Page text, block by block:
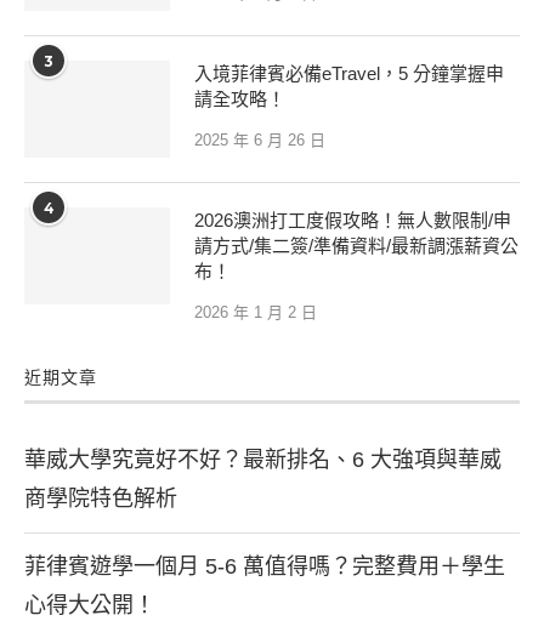
3
入境菲律賓必備eTravel，5 分鐘掌握申
請全攻略！
2025 年 6 月 26 日
4
2026澳洲打工度假攻略！無人數限制/申
請方式/集二簽/準備資料/最新調漲薪資公
布！
2026 年 1 月 2 日
近期文章
華威大學究竟好不好？最新排名、6 大強項與華威
商學院特色解析
菲律賓遊學一個月 5-6 萬值得嗎？完整費用＋學生
心得大公開！